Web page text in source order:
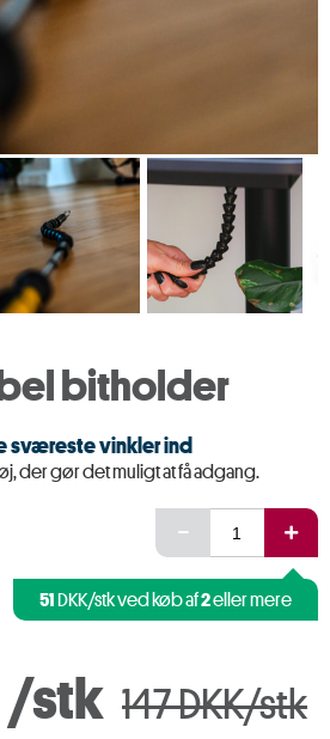
bitholder
sværeste vinkler ind
der gør det muligt at få adgang.
51DKK/stk ved køb af2eller mere
/stk 147 DKK/stk